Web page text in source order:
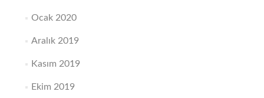
Ocak 2020
Aralık 2019
Kasım 2019
Ekim 2019